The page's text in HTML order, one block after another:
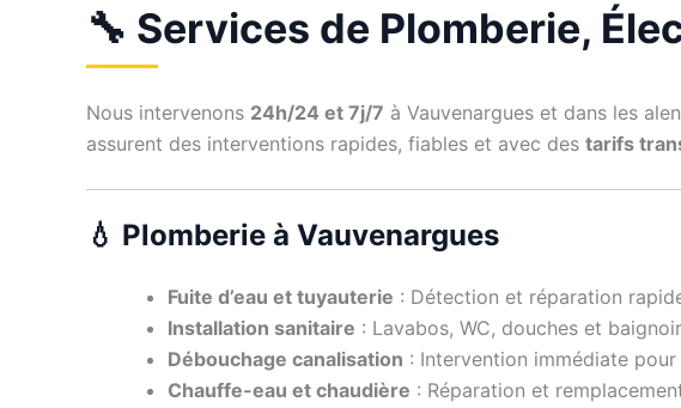
🔧 Services de Plomberie,
Nous intervenons 24h/24 et 7j/7 à Vauvenargues et dans les
assurent des interventions rapides, fiables et avec des tarifs
💧 Plomberie à Vauvenargues
Fuite d’eau et tuyauterie : Détection et réparation
Installation sanitaire : Lavabos, WC, douches et
Débouchage canalisation : Intervention immédiate
Chauffe-eau et chaudière : Réparation et